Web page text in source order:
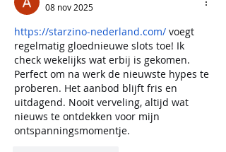
08 nov 2025
https://starzino-nederland.com/ voegt
regelmatig gloednieuwe slots toe! Ik
check wekelijks wat erbij is gekomen.
Perfect om na werk de nieuwste hypes te
proberen. Het aanbod blijft fris en
uitdagend. Nooit verveling, altijd wat
nieuws te ontdekken voor mijn
ontspanningsmomentje.